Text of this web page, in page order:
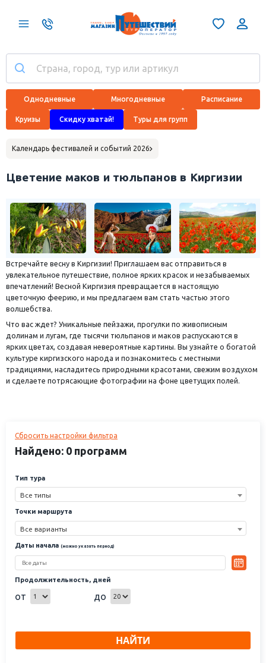
Однодневные Многодневные Расписание
Круизы Скидку хватай! Туры для групп
Календарь фестивалей и событий 2026
Цветение маков и тюльпанов в Киргизии
Встречайте весну в Киргизии! Приглашаем вас отправиться в
увлекательное путешествие, полное ярких красок и незабываемых
впечатлений! Весной Киргизия превращается в настоящую
цветочную феерию, и мы предлагаем вам стать частью этого
волшебства.
Что вас ждет? Уникальные пейзажи, прогулки по живописным
долинам и лугам, где тысячи тюльпанов и маков распускаются в
ярких цветах, создавая невероятные картины. Вы узнайте о богатой
культуре киргизского народа и познакомитесь с местными
традициями, насладитесь природными красотами, свежим воздухом
и сделаете потрясающие фотографии на фоне цветущих полей.
Сбросить настройки фильтра
Найдено: 0 программ
Тип тура
Все типы
Точки маршрута
Все варианты
Даты начала (можно указать период)
Продолжительность, дней
от до
НАЙТИ